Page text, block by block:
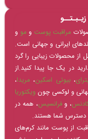
مراقبت پوست و مو و
ایرانی و جهانی است.
از محصولات زیبایی را گرد
در یک جا پیدا کنید.از
،بیوتی اسکین، مریدا،
و لوکسی چونویکتوریا
، وفرانسیس، همه در
دسترس شما هستند.
از پوست مانند کرم‌های